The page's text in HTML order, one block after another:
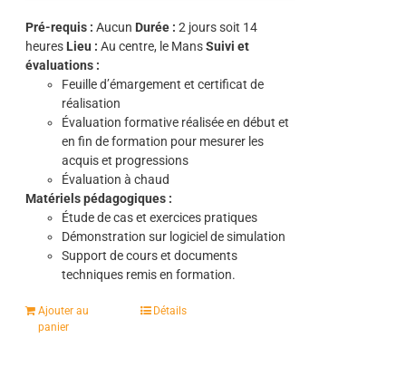
Pré-requis : Aucun Durée :2 jours soit 14
heures Lieu : Au centre, le MansSuivi et
évaluations :
Feuille d’émargement et certificat de
réalisation
Évaluation formative réalisée en début et
en fin de formation pour mesurer les
acquis et progressions
Évaluation à chaud
Matériels pédagogiques :
Étude de cas et exercices pratiques
Démonstration sur logiciel de simulation
Support de cours et documents
techniques remis en formation.
Ajouter au
panier
Détails